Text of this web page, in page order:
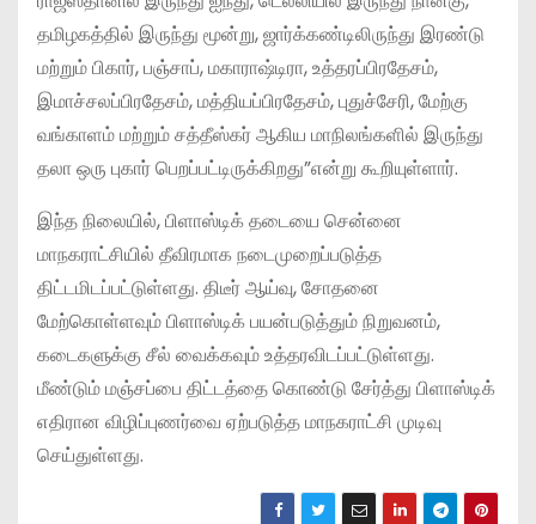
தமிழகத்தில் இருந்து மூன்று, ஜார்க்கண்டிலிருந்து இரண்டு
மற்றும் பிகார், பஞ்சாப், மகாராஷ்டிரா, உத்தரப்பிரதேசம்,
இமாச்சலப்பிரதேசம், மத்தியப்பிரதேசம், புதுச்சேரி, மேற்கு
வங்காளம் மற்றும் சத்தீஸ்கர் ஆகிய மாநிலங்களில் இருந்து
தலா ஒரு புகார் பெறப்பட்டிருக்கிறது”என்று கூறியுள்ளார்.
இந்த நிலையில், பிளாஸ்டிக் தடையை சென்னை
மாநகராட்சியில் தீவிரமாக நடைமுறைப்படுத்த
திட்டமிடப்பட்டுள்ளது. திடீர் ஆய்வு, சோதனை
மேற்கொள்ளவும் பிளாஸ்டிக் பயன்படுத்தும் நிறுவனம்,
கடைகளுக்கு சீல் வைக்கவும் உத்தரவிடப்பட்டுள்ளது.
மீண்டும் மஞ்சப்பை திட்டத்தை கொண்டு சேர்த்து பிளாஸ்டிக்
எதிரான விழிப்புணர்வை ஏற்படுத்த மாநகராட்சி முடிவு
செய்துள்ளது.